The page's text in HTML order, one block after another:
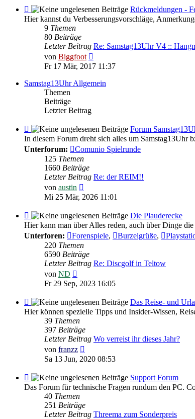
Feed
-
Rückmeldungen
Feedback
Rückmeldungen -
Hier kannst du Verbesserungsvorschläge,
9 Themen
80 Beiträge
Letzter Beitrag Re: Samstag13Uhr V4 ::
von Biggfoot
Beitrag
Fr 17 Mär, 2017 11:37
Samstag13Uhr Allgemein
Themen
Beiträge
Letzter Beitrag
Feed
-
Forum
Samstag13Uhr
Forum
In diesem Forum dreht sich alles um Samstag13Uhr
Unterforum:
Comunio Spielrunde
125 Themen
1660 Beiträge
Letzter Beitrag Re: der REIM!!
von austin
Beitrag
Mi 25 Mär, 2026 11:01
Feed
-
Die
Plauderecke
Die Plauderecke
Hier kann man über Alles reden, auch über Dinge
Unterforen:
Forenspiele, Burzelgrüße,
220 Themen
6590 Beiträge
Letzter Beitrag Re: Discgolf in Teltow
von ND
Beitrag
Fr 29 Sep, 2023 16:05
Feed
-
Reise-
Urlaubsforum
Das Reise- und
Hier können spezielle Tipps und Insider-Wissen,
39 Themen
397 Beiträge
Letzter Beitrag Wo verreist ihr dieses Jahr?
von franzz
Beitrag
Sa 13 Jun, 2020 08:53
Feed
-
Support
Forum
Support Forum
Das Forum für technische Fragen rundum den PC.
40 Themen
251 Beiträge
Letzter Beitrag Threema zum Sonderpreis